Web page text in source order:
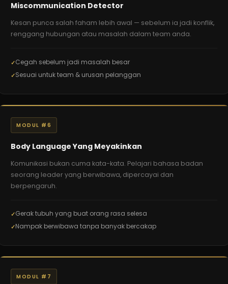
Miscommunication Detector
Kesan punca salah faham lebih awal — sebelum ia jadi konflik,
renggang hubungan atau masalah dalam team anda.
Cegah sebelum jadi masalah besar
Sesuai untuk team & urusan pelanggan
MODUL #6
Body Language Yang Meyakinkan
Komunikasi bukan cuma kata-kata. Pelajari bahasa badan
seorang leader yang berwibawa, dipercayai dan
berpengaruh.
Gerak tubuh yang buat orang rasa selesa
Nampak berwibawa tanpa banyak bercakap
MODUL #7